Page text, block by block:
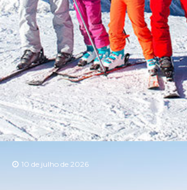
10 de julho de 2026